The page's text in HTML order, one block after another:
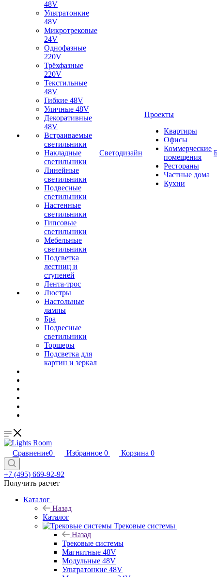
48V
Ультратонкие
48V
Микротрековые
24V
Однофазные
220V
Трёхфазные
220V
Текстильные
48V
Гибкие 48V
Уличные 48V
Декоративные
48V
Встраиваемые
светильники
Накладные
светильники
Линейные
светильники
Подвесные
светильники
Настенные
светильники
Гипсовые
светильники
Мебельные
светильники
Подсветка
лестниц и
ступеней
Лента-трос
Люстры
Настольные
лампы
Бра
Подвесные
светильники
Торшеры
Подсветка для
картин и зеркал
Светодизайн
Проекты
Квартиры
Офисы
Коммерческие
помещения
Рестораны
Частные дома
Кухни
Сравнение0 Избранное 0 Корзина 0
+7 (495) 669-92-92
Получить расчет
Каталог
Назад
Каталог
Трековые системы
Назад
Трековые системы
Магнитные 48V
Модульные 48V
Ультратонкие 48V